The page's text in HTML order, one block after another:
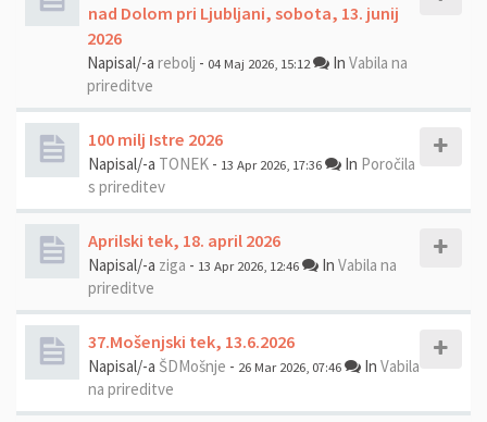
nad Dolom pri Ljubljani, sobota, 13. junij
2026
Napisal/-a rebolj - 04 Maj 2026, 15:12 In Vabila na
prireditve
100 milj Istre 2026
Napisal/-a TONEK - 13 Apr 2026, 17:36 In Poročila
s prireditev
Aprilski tek, 18. april 2026
Napisal/-a ziga - 13 Apr 2026, 12:46 In Vabila na
prireditve
37.Mošenjski tek, 13.6.2026
Napisal/-a ŠDMošnje - 26 Mar 2026, 07:46 In Vabila
na prireditve